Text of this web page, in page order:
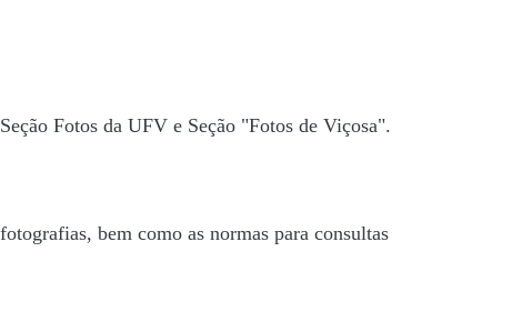
Fotos da UFV e Seção "Fotos de Viçosa".
bem como as normas para consultas